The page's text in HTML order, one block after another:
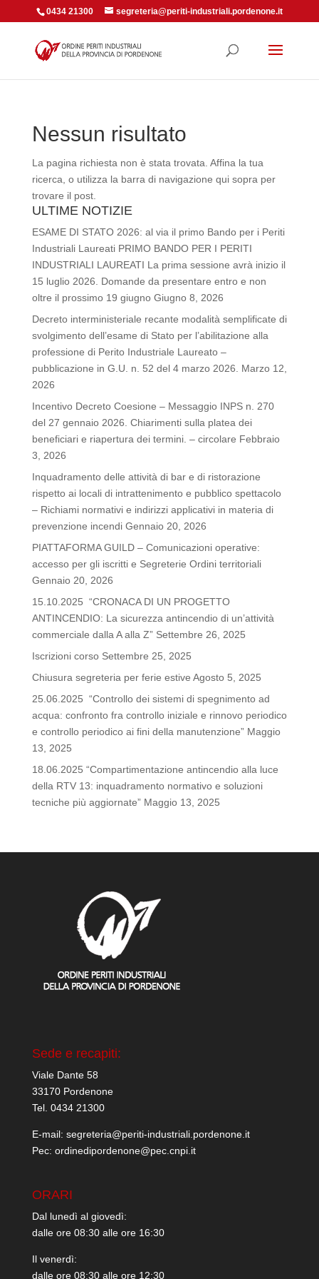
0434 21300 segreteria@periti-industriali.pordenone.it
Nessun risultato
La pagina richiesta non è stata trovata. Affina la tua
ricerca, o utilizza la barra di navigazione qui sopra per
trovare il post.
ULTIME NOTIZIE
ESAME DI STATO 2026: al via il primo Bando per i Periti
Industriali Laureati PRIMO BANDO PER I PERITI
INDUSTRIALI LAUREATI La prima sessione avrà inizio il
15 luglio 2026. Domande da presentare entro e non
oltre il prossimo 19 giugno Giugno 8, 2026
Decreto interministeriale recante modalità semplificate di
svolgimento dell’esame di Stato per l’abilitazione alla
professione di Perito Industriale Laureato –
pubblicazione in G.U. n. 52 del 4 marzo 2026.
Marzo 12,
2026
Incentivo Decreto Coesione – Messaggio INPS n. 270
del 27 gennaio 2026. Chiarimenti sulla platea dei
beneficiari e riapertura dei termini. – circolare Febbraio
3, 2026
Inquadramento delle attività di bar e di ristorazione
rispetto ai locali di intrattenimento e pubblico spettacolo
– Richiami normativi e indirizzi applicativi in materia di
prevenzione incendi Gennaio 20, 2026
PIATTAFORMA GUILD – Comunicazioni operative:
accesso per gli iscritti e Segreterie Ordini territoriali
Gennaio 20, 2026
15.10.2025 “CRONACA DI UN PROGETTO
ANTINCENDIO: La sicurezza antincendio di un’attività
commerciale dalla A alla Z” Settembre 26, 2025
Iscrizioni corso Settembre 25, 2025
Chiusura segreteria per ferie estive Agosto 5, 2025
25.06.2025 “Controllo dei sistemi di spegnimento ad
acqua: confronto fra controllo iniziale e rinnovo periodico
e controllo periodico ai fini della manutenzione” Maggio
13, 2025
18.06.2025 “Compartimentazione antincendio alla luce
della RTV 13: inquadramento normativo e soluzioni
tecniche più aggiornate” Maggio 13, 2025
Sede e recapiti:
Viale Dante 58
33170 Pordenone
Tel. 0434 21300
E-mail: segreteria@periti-industriali.pordenone.it
Pec: ordinedipordenone@pec.cnpi.it
ORARI
Dal lunedì al giovedì:
dalle ore 08:30 alle ore 16:30
Il venerdì:
dalle ore 08:30 alle ore 12:30